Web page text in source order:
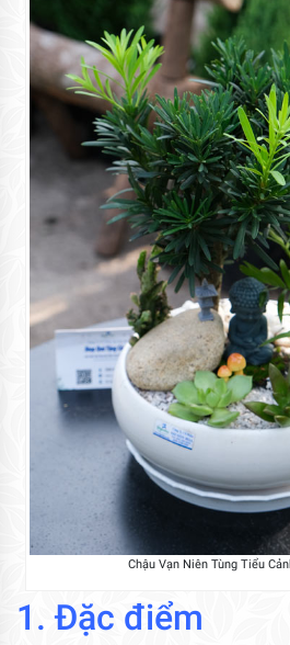
Chậu Vạn Niên Tùng Tiểu
1. Đặc điểm